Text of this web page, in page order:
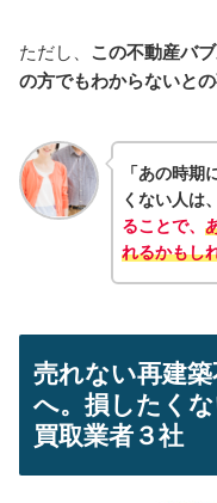
ただし、 この不動産バ
の方でもわからないとの
「あの時期
くない人は、
ることで、
れるかもし
売れない再建
へ。損したく
買取業者３社